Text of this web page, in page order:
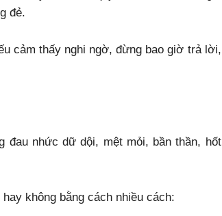
đẻ.
cảm thấy nghi ngờ, đừng bao giờ trả lời,
đau nhức dữ dội, mệt mỏi, bần thần, hốt
không bằng cách nhiều cách: